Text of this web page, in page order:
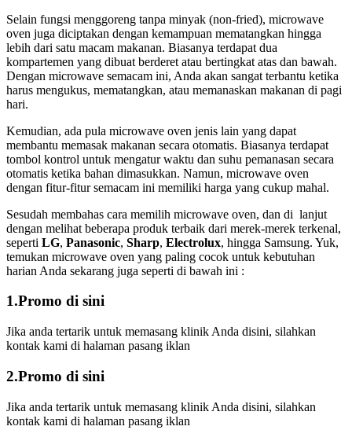
Selain fungsi menggoreng tanpa minyak (non-fried), microwave
oven juga diciptakan dengan kemampuan mematangkan hingga
lebih dari satu macam makanan. Biasanya terdapat dua
kompartemen yang dibuat berderet atau bertingkat atas dan bawah.
Dengan microwave semacam ini, Anda akan sangat terbantu ketika
harus mengukus, mematangkan, atau memanaskan makanan di pagi
hari.
Kemudian, ada pula microwave oven jenis lain yang dapat
membantu memasak makanan secara otomatis. Biasanya terdapat
tombol kontrol untuk mengatur waktu dan suhu pemanasan secara
otomatis ketika bahan dimasukkan. Namun, microwave oven
dengan fitur-fitur semacam ini memiliki harga yang cukup mahal.
Sesudah membahas cara memilih microwave oven, dan di lanjut
dengan melihat beberapa produk terbaik dari merek-merek terkenal,
seperti LG, Panasonic, Sharp, Electrolux, hingga Samsung. Yuk,
temukan microwave oven yang paling cocok untuk kebutuhan
harian Anda sekarang juga seperti di bawah ini :
1.Promo di sini
Jika anda tertarik untuk memasang klinik Anda disini, silahkan
kontak kami di halaman pasang iklan
2.Promo di sini
Jika anda tertarik untuk memasang klinik Anda disini, silahkan
kontak kami di halaman pasang iklan